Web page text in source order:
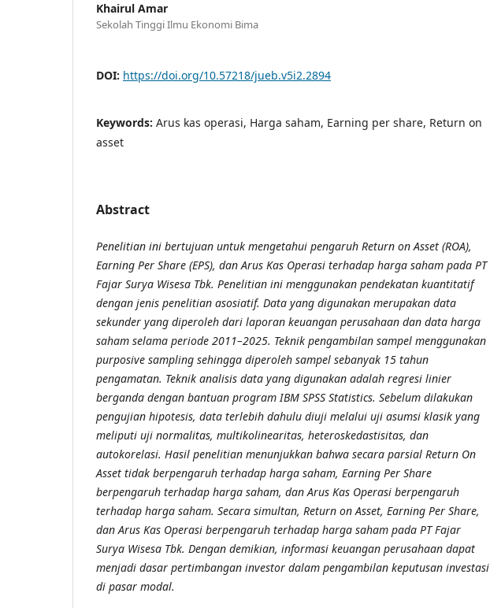
Khairul Amar
Sekolah Tinggi Ilmu Ekonomi Bima
DOI: https://doi.org/10.57218/jueb.v5i2.2894
Keywords: Arus kas operasi, Harga saham, Earning per share, Return on
asset
Abstract
Penelitian ini bertujuan untuk mengetahui pengaruh Return on Asset (ROA),
Earning Per Share (EPS), dan Arus Kas Operasi terhadap harga saham pada PT
Fajar Surya Wisesa Tbk. Penelitian ini menggunakan pendekatan kuantitatif
dengan jenis penelitian asosiatif. Data yang digunakan merupakan data
sekunder yang diperoleh dari laporan keuangan perusahaan dan data harga
saham selama periode 2011–2025. Teknik pengambilan sampel menggunakan
purposive sampling sehingga diperoleh sampel sebanyak 15 tahun
pengamatan. Teknik analisis data yang digunakan adalah regresi linier
berganda dengan bantuan program IBM SPSS Statistics. Sebelum dilakukan
pengujian hipotesis, data terlebih dahulu diuji melalui uji asumsi klasik yang
meliputi uji normalitas, multikolinearitas, heteroskedastisitas, dan
autokorelasi. Hasil penelitian menunjukkan bahwa secara parsial Return On
Asset tidak berpengaruh terhadap harga saham, Earning Per Share
berpengaruh terhadap harga saham, dan Arus Kas Operasi berpengaruh
terhadap harga saham. Secara simultan, Return on Asset, Earning Per Share,
dan Arus Kas Operasi berpengaruh terhadap harga saham pada PT Fajar
Surya Wisesa Tbk. Dengan demikian, informasi keuangan perusahaan dapat
menjadi dasar pertimbangan investor dalam pengambilan keputusan investasi
di pasar modal.